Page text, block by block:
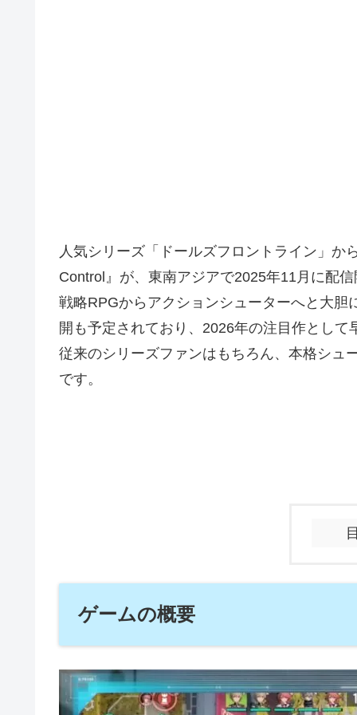
人気シリーズ「ドールズフロントライン」か
Control』が、東南アジアで2025年11月に配
戦略RPGからアクションシューターへと大
開も予定されており、2026年の注目作として
従来のシリーズファンはもちろん、本格シュ
です。
ゲームの概要